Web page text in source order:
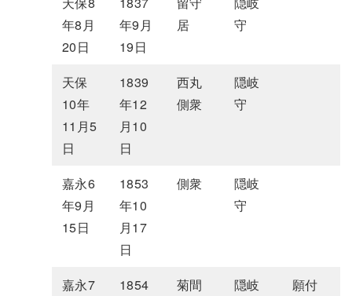
年8月
20日
年9月
19日
居
守
天保
10年
11月5
日
1839
年12
月10
日
西丸
側衆
隠岐
守
嘉永6
年9月
15日
1853
年10
月17
日
側衆
隠岐
守
嘉永7
1854
菊間
隠岐
願付